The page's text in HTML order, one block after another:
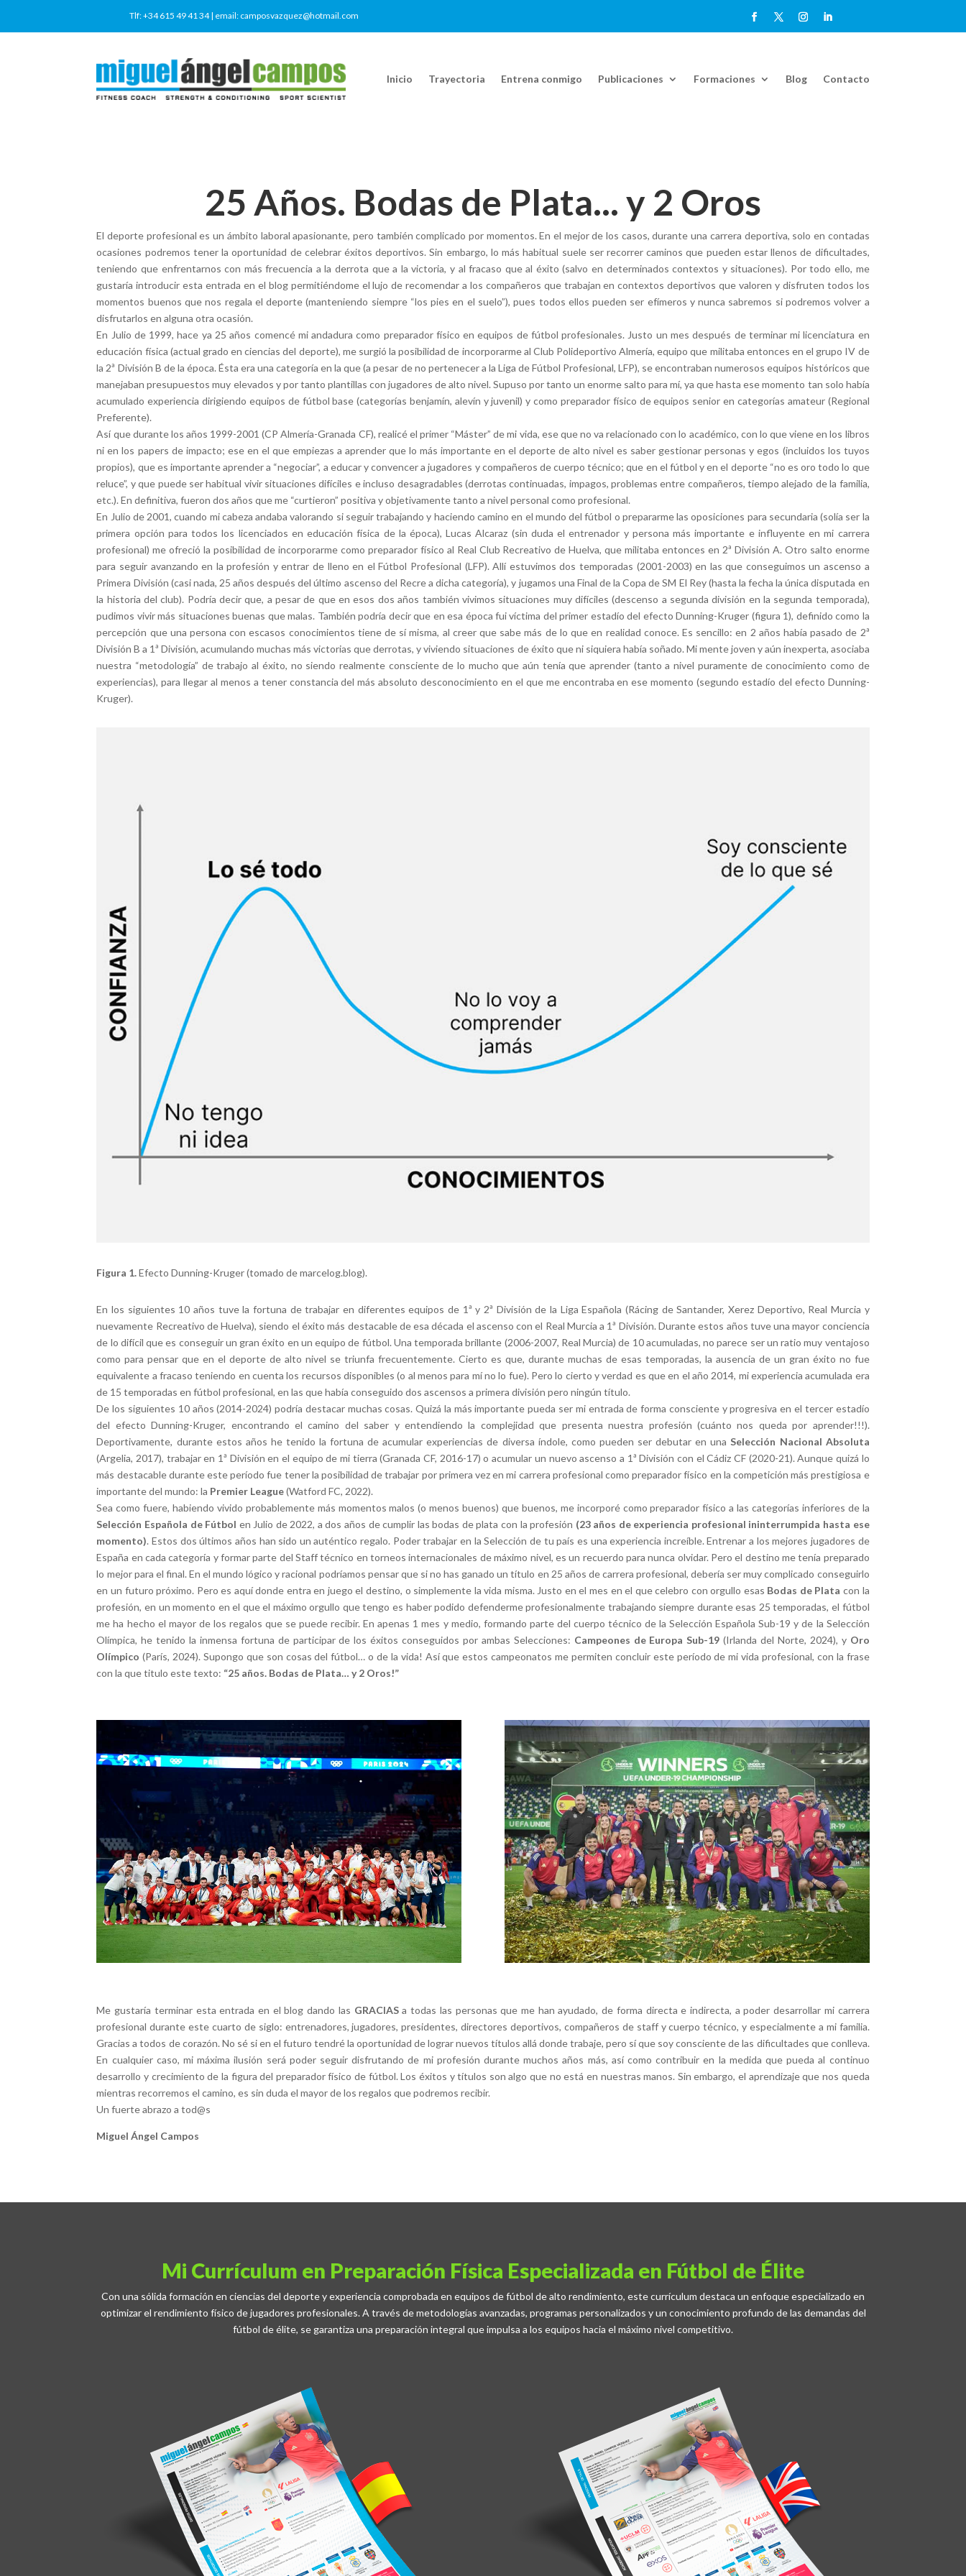
Tlf: +34 615 49 41 34| email: camposvazquez@hotmail.com
Inicio Trayectoria Entrena conmigo Publicaciones Formaciones Blog Contacto
25 Años. Bodas de Plata... y 2 Oros
El deporte profesional es un ámbito laboral apasionante, pero también complicado por momentos. En el mejor de los casos, durante una carrera deportiva, solo en contadas
ocasiones podremos tener la oportunidad de celebrar éxitos deportivos. Sin embargo, lo más habitual suele ser recorrer caminos que pueden estar llenos de dificultades,
teniendo que enfrentarnos con más frecuencia a la derrota que a la victoria, y al fracaso que al éxito (salvo en determinados contextos y situaciones). Por todo ello, me
gustaría introducir esta entrada en el blog permitiéndome el lujo de recomendar a los compañeros que trabajan en contextos deportivos que valoren y disfruten todos los
momentos buenos que nos regala el deporte (manteniendo siempre “los pies en el suelo”), pues todos ellos pueden ser efímeros y nunca sabremos si podremos volver a
disfrutarlos en alguna otra ocasión.
En Julio de 1999, hace ya 25 años comencé mi andadura como preparador físico en equipos de fútbol profesionales. Justo un mes después de terminar mi licenciatura en
educación física (actual grado en ciencias del deporte), me surgió la posibilidad de incorporarme al Club Polideportivo Almería, equipo que militaba entonces en el grupo IV de
la 2ª División B de la época. Ésta era una categoría en la que (a pesar de no pertenecer a la Liga de Fútbol Profesional, LFP), se encontraban numerosos equipos históricos que
manejaban presupuestos muy elevados y por tanto plantillas con jugadores de alto nivel. Supuso por tanto un enorme salto para mí, ya que hasta ese momento tan solo había
acumulado experiencia dirigiendo equipos de fútbol base (categorías benjamín, alevín y juvenil) y como preparador físico de equipos senior en categorías amateur (Regional
Preferente).
Así que durante los años 1999-2001 (CP Almería-Granada CF), realicé el primer “Máster” de mi vida, ese que no va relacionado con lo académico, con lo que viene en los libros
ni en los papers de impacto; ese en el que empiezas a aprender que lo más importante en el deporte de alto nivel es saber gestionar personas y egos (incluidos los tuyos
propios), que es importante aprender a “negociar”, a educar y convencer a jugadores y compañeros de cuerpo técnico; que en el fútbol y en el deporte “no es oro todo lo que
reluce”, y que puede ser habitual vivir situaciones difíciles e incluso desagradables (derrotas continuadas, impagos, problemas entre compañeros, tiempo alejado de la familia,
etc.). En definitiva, fueron dos años que me “curtieron” positiva y objetivamente tanto a nivel personal como profesional.
En Julio de 2001, cuando mi cabeza andaba valorando si seguir trabajando y haciendo camino en el mundo del fútbol o prepararme las oposiciones para secundaria (solía ser la
primera opción para todos los licenciados en educación física de la época), Lucas Alcaraz (sin duda el entrenador y persona más importante e influyente en mi carrera
profesional) me ofreció la posibilidad de incorporarme como preparador físico al Real Club Recreativo de Huelva, que militaba entonces en 2ª División A. Otro salto enorme
para seguir avanzando en la profesión y entrar de lleno en el Fútbol Profesional (LFP). Allí estuvimos dos temporadas (2001-2003) en las que conseguimos un ascenso a
Primera División (casi nada, 25 años después del último ascenso del Recre a dicha categoría), y jugamos una Final de la Copa de SM El Rey (hasta la fecha la única disputada en
la historia del club). Podría decir que, a pesar de que en esos dos años también vivimos situaciones muy difíciles (descenso a segunda división en la segunda temporada),
pudimos vivir más situaciones buenas que malas. También podría decir que en esa época fui víctima del primer estadío del efecto Dunning-Kruger (figura 1), definido como la
percepción que una persona con escasos conocimientos tiene de sí misma, al creer que sabe más de lo que en realidad conoce. Es sencillo: en 2 años había pasado de 2ª
División B a 1ª División, acumulando muchas más victorias que derrotas, y viviendo situaciones de éxito que ni siquiera había soñado. Mi mente joven y aún inexperta, asociaba
nuestra “metodología” de trabajo al éxito, no siendo realmente consciente de lo mucho que aún tenía que aprender (tanto a nivel puramente de conocimiento como de
experiencias), para llegar al menos a tener constancia del más absoluto desconocimiento en el que me encontraba en ese momento (segundo estadío del efecto Dunning-
Kruger).
Figura 1.Efecto Dunning-Kruger (tomado de marcelog.blog).
En los siguientes 10 años tuve la fortuna de trabajar en diferentes equipos de 1ª y 2ª División de la Liga Española (Rácing de Santander, Xerez Deportivo, Real Murcia y
nuevamente Recreativo de Huelva), siendo el éxito más destacable de esa década el ascenso con el Real Murcia a 1ª División. Durante estos años tuve una mayor conciencia
de lo difícil que es conseguir un gran éxito en un equipo de fútbol. Una temporada brillante (2006-2007, Real Murcia) de 10 acumuladas, no parece ser un ratio muy ventajoso
como para pensar que en el deporte de alto nivel se triunfa frecuentemente. Cierto es que, durante muchas de esas temporadas, la ausencia de un gran éxito no fue
equivalente a fracaso teniendo en cuenta los recursos disponibles (o al menos para mí no lo fue). Pero lo cierto y verdad es que en el año 2014, mi experiencia acumulada era
de 15 temporadas en fútbol profesional, en las que había conseguido dos ascensos a primera división pero ningún título.
De los siguientes 10 años (2014-2024) podría destacar muchas cosas. Quizá la más importante pueda ser mi entrada de forma consciente y progresiva en el tercer estadío
del efecto Dunning-Kruger, encontrando el camino del saber y entendiendo la complejidad que presenta nuestra profesión (cuánto nos queda por aprender!!!).
Deportivamente, durante estos años he tenido la fortuna de acumular experiencias de diversa índole, como pueden ser debutar en unaSelección Nacional Absoluta
(Argelia, 2017), trabajar en 1ª División en el equipo de mi tierra (Granada CF, 2016-17) o acumular un nuevo ascenso a 1ª División con el Cádiz CF (2020-21). Aunque quizá lo
más destacable durante este período fue tener la posibilidad de trabajar por primera vez en mi carrera profesional como preparador físico en la competición más prestigiosa e
importante del mundo: la Premier League(Watford FC, 2022).
Sea como fuere, habiendo vivido probablemente más momentos malos (o menos buenos) que buenos, me incorporé como preparador físico a las categorías inferiores de la
Selección Española de Fútbol en Julio de 2022, a dos años de cumplir las bodas de plata con la profesión (23 años de experiencia profesional ininterrumpida hasta ese
momento). Estos dos últimos años han sido un auténtico regalo. Poder trabajar en la Selección de tu país es una experiencia increíble. Entrenar a los mejores jugadores de
España en cada categoría y formar parte del Staff técnico en torneos internacionales de máximo nivel, es un recuerdo para nunca olvidar. Pero el destino me tenía preparado
lo mejor para el final. En el mundo lógico y racional podríamos pensar que si no has ganado un título en 25 años de carrera profesional, debería ser muy complicado conseguirlo
en un futuro próximo. Pero es aquí donde entra en juego el destino, o simplemente la vida misma. Justo en el mes en el que celebro con orgullo esas Bodas de Plata con la
profesión, en un momento en el que el máximo orgullo que tengo es haber podido defenderme profesionalmente trabajando siempre durante esas 25 temporadas, el fútbol
me ha hecho el mayor de los regalos que se puede recibir. En apenas 1 mes y medio, formando parte del cuerpo técnico de la Selección Española Sub-19 y de la Selección
Olímpica, he tenido la inmensa fortuna de participar de los éxitos conseguidos por ambas Selecciones: Campeones de Europa Sub-19 (Irlanda del Norte, 2024), y Oro
Olímpico (París, 2024). Supongo que son cosas del fútbol… o de la vida! Así que estos campeonatos me permiten concluir este período de mi vida profesional, con la frase
con la que titulo este texto: “25 años. Bodas de Plata… y 2 Oros!”
Me gustaría terminar esta entrada en el blog dando las GRACIASa todas las personas que me han ayudado, de forma directa e indirecta, a poder desarrollar mi carrera
profesional durante este cuarto de siglo: entrenadores, jugadores, presidentes, directores deportivos, compañeros de staff y cuerpo técnico, y especialmente a mi familia.
Gracias a todos de corazón. No sé si en el futuro tendré la oportunidad de lograr nuevos títulos allá donde trabaje, pero sí que soy consciente de las dificultades que conlleva.
En cualquier caso, mi máxima ilusión será poder seguir disfrutando de mi profesión durante muchos años más, así como contribuir en la medida que pueda al continuo
desarrollo y crecimiento de la figura del preparador físico de fútbol. Los éxitos y títulos son algo que no está en nuestras manos. Sin embargo, el aprendizaje que nos queda
mientras recorremos el camino, es sin duda el mayor de los regalos que podremos recibir.
Un fuerte abrazo a tod@s
Miguel Ángel Campos
Mi Currículum en Preparación Física Especializada en Fútbol de Élite
Con una sólida formación en ciencias del deporte y experiencia comprobada en equipos de fútbol de alto rendimiento, este currículum destaca un enfoque especializado en
optimizar el rendimiento físico de jugadores profesionales. A través de metodologías avanzadas, programas personalizados y un conocimiento profundo de las demandas del
fútbol de élite, se garantiza una preparación integral que impulsa a los equipos hacia el máximo nivel competitivo.